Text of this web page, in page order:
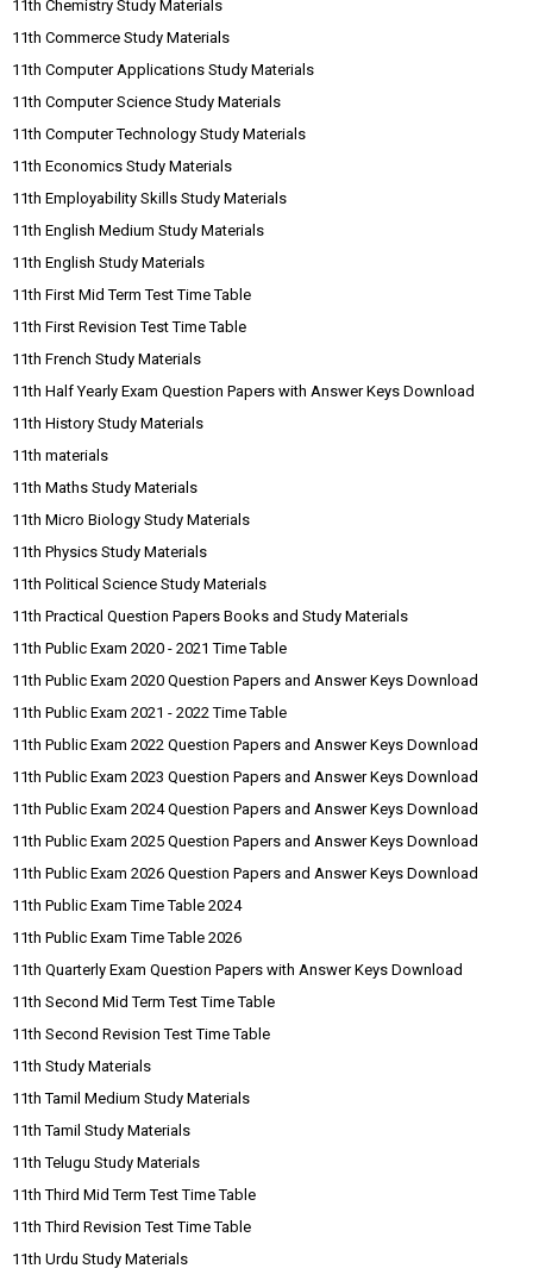
11th Chemistry Study Materials
11th Commerce Study Materials
11th Computer Applications Study Materials
11th Computer Science Study Materials
11th Computer Technology Study Materials
11th Economics Study Materials
11th Employability Skills Study Materials
11th English Medium Study Materials
11th English Study Materials
11th First Mid Term Test Time Table
11th First Revision Test Time Table
11th French Study Materials
11th Half Yearly Exam Question Papers with Answer Keys Download
11th History Study Materials
11th materials
11th Maths Study Materials
11th Micro Biology Study Materials
11th Physics Study Materials
11th Political Science Study Materials
11th Practical Question Papers Books and Study Materials
11th Public Exam 2020 - 2021 Time Table
11th Public Exam 2020 Question Papers and Answer Keys Download
11th Public Exam 2021 - 2022 Time Table
11th Public Exam 2022 Question Papers and Answer Keys Download
11th Public Exam 2023 Question Papers and Answer Keys Download
11th Public Exam 2024 Question Papers and Answer Keys Download
11th Public Exam 2025 Question Papers and Answer Keys Download
11th Public Exam 2026 Question Papers and Answer Keys Download
11th Public Exam Time Table 2024
11th Public Exam Time Table 2026
11th Quarterly Exam Question Papers with Answer Keys Download
11th Second Mid Term Test Time Table
11th Second Revision Test Time Table
11th Study Materials
11th Tamil Medium Study Materials
11th Tamil Study Materials
11th Telugu Study Materials
11th Third Mid Term Test Time Table
11th Third Revision Test Time Table
11th Urdu Study Materials